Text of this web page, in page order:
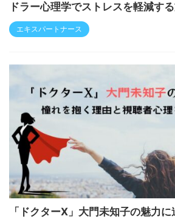
ドラー心理学でストレスを軽減す
エキスパートナース
「ドクターX」大門未知子の魅力